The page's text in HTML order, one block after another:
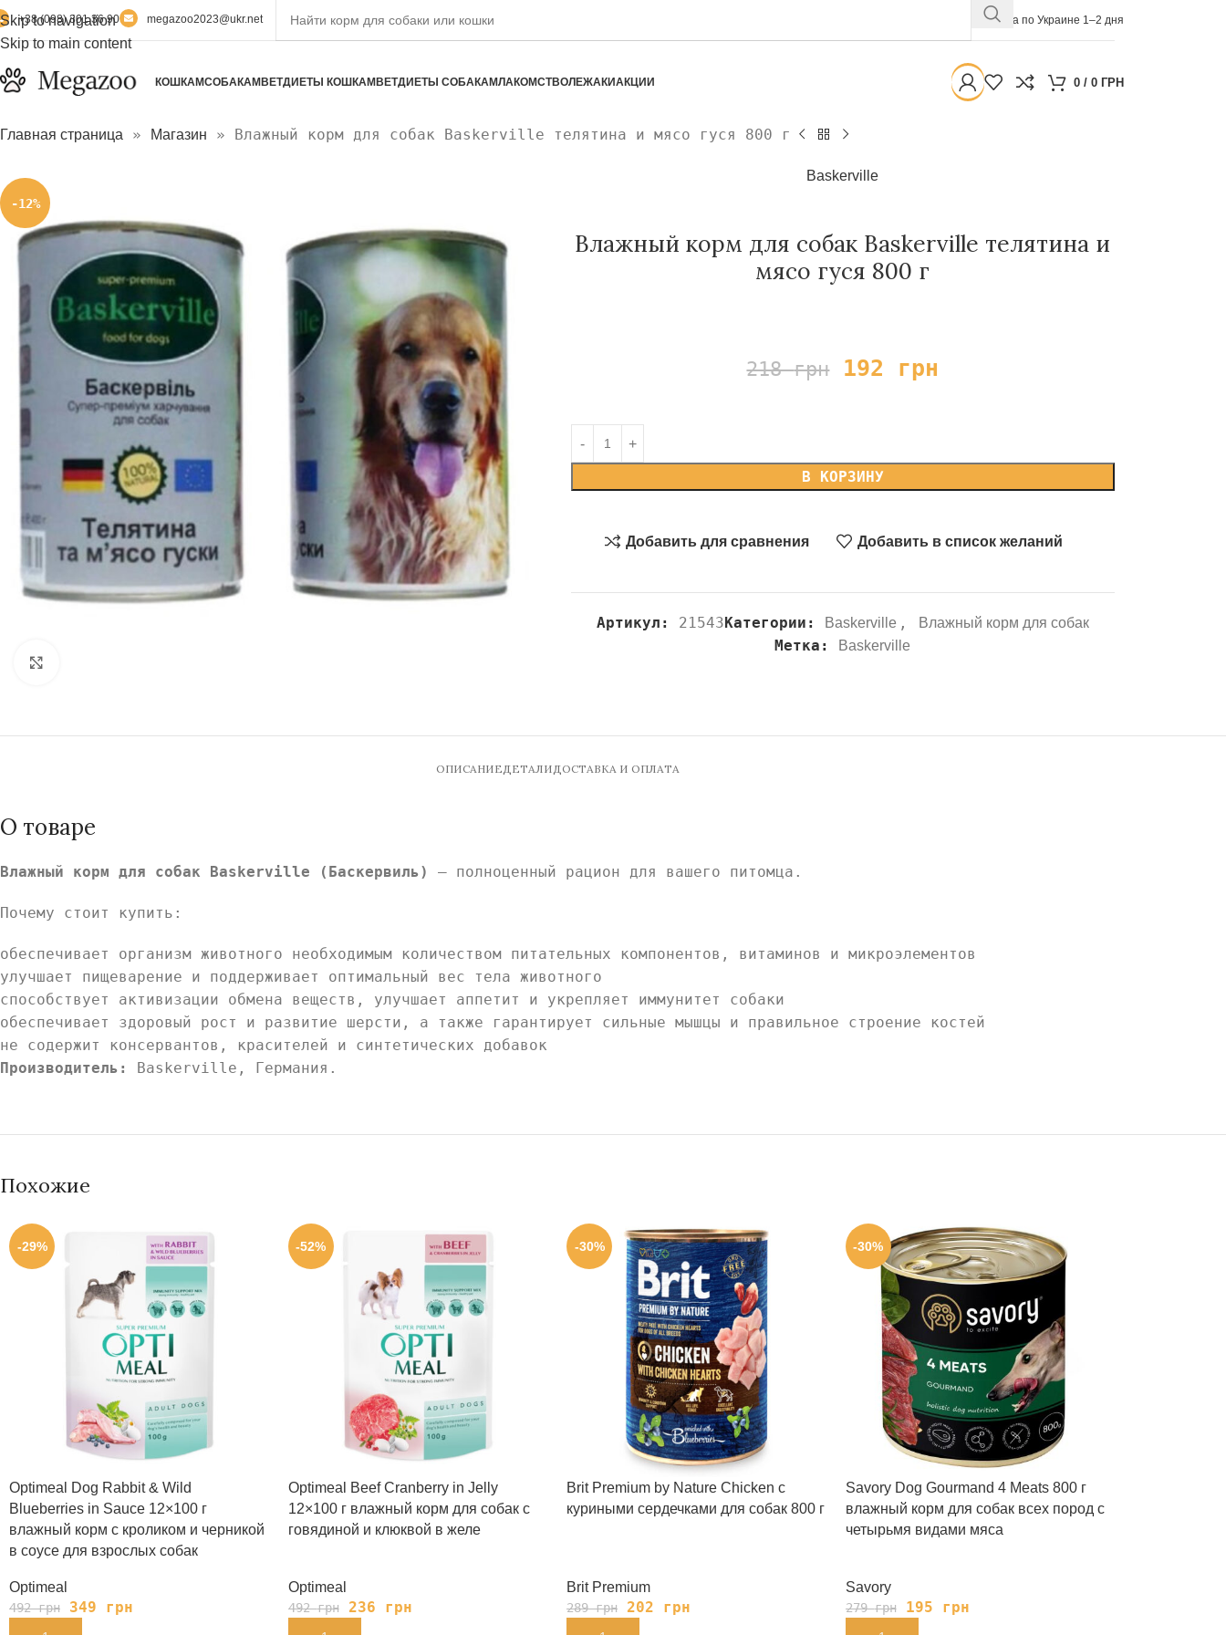
Skip to navigation
Skip to main content
+38 (098) 301 36 90 megazoo2023@ukr.net Доставка по Украине 1–2 дня
КОШКАМСОБАКАМ ВЕТДИЕТЫ КОШКАМ ВЕТДИЕТЫ СОБАКАМЛАКОМСТВОЛЕЖАКИАКЦИИ 0 / 0 ГРН
Главная страница » Магазин » Влажный корм для собак Baskerville телятина и мясо гуся 800 г
-12%
Baskerville
Влажный корм для собак Baskerville телятина и
мясо гуся 800 г
218грн 192 грн
В КОРЗИНУ
Добавить для сравнения Добавить в список желаний
Артикул: 21543Категории: Baskerville , Влажный корм для собак
Метка: Baskerville
ОПИСАНИЕ ДЕТАЛИ ДОСТАВКА И ОПЛАТА
О товаре
Влажный корм для собак Baskerville (Баскервиль) – полноценный рацион для вашего питомца.
Почему стоит купить:
обеспечивает организм животного необходимым количеством питательных компонентов, витаминов и микроэлементов
улучшает пищеварение и поддерживает оптимальный вес тела животного
способствует активизации обмена веществ, улучшает аппетит и укрепляет иммунитет собаки
обеспечивает здоровый рост и развитие шерсти, а также гарантирует сильные мышцы и правильное строение костей
не содержит консервантов, красителей и синтетических добавок
Производитель: Baskerville, Германия.
Похожие
-29%
Optimeal Dog Rabbit & Wild
Blueberries in Sauce 12×100 г
влажный корм с кроликом и черникой
в соусе для взрослых собак
Optimeal
492грн 349 грн
-52%
Optimeal Beef Cranberry in Jelly
12×100 г влажный корм для собак с
говядиной и клюквой в желе
Optimeal
492грн 236 грн
-30%
Brit Premium by Nature Chicken с
куриными сердечками для собак 800 г
Brit Premium
289грн 202 грн
-30%
Savory Dog Gourmand 4 Meats 800 г
влажный корм для собак всех пород с
четырьмя видами мяса
Savory
279грн 195 грн